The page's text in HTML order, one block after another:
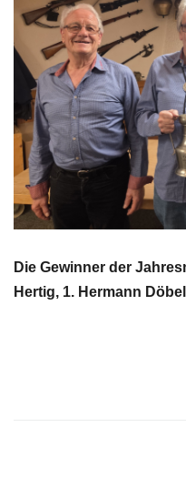
Die Gewinner der
Hertig, 1. Hermann